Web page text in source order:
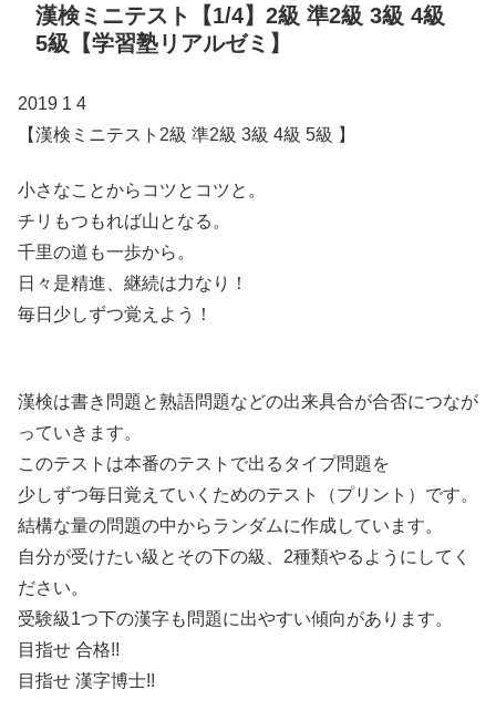
漢検ミニテスト【1/4】2級 準2級 3級 4級
5級【学習塾リアルゼミ】
2019 1 4
【漢検ミニテスト2級 準2級 3級 4級 5級 】
小さなことからコツとコツと。
チリもつもれば山となる。
千里の道も一歩から。
日々是精進、継続は力なり！
毎日少しずつ覚えよう！
漢検は書き問題と熟語問題などの出来具合が合否につなが
っていきます。
このテストは本番のテストで出るタイプ問題を
少しずつ毎日覚えていくためのテスト（プリント）です。
結構な量の問題の中からランダムに作成しています。
自分が受けたい級とその下の級、2種類やるようにしてく
ださい。
受験級1つ下の漢字も問題に出やすい傾向があります。
目指せ 合格!!
目指せ 漢字博士!!